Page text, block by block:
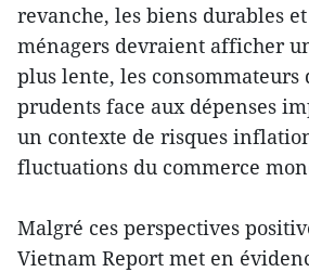
revanche, les biens durables
ménagers devraient afficher
plus lente, les consommateurs
prudents face aux dépenses
un contexte de risques
fluctuations du commerce
Malgré ces perspectives
Vietnam Report met en